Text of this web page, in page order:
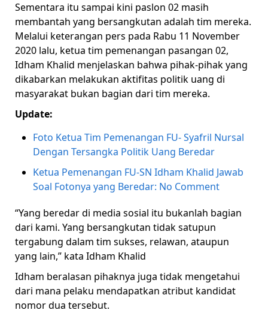
Sementara itu sampai kini paslon 02 masih
membantah yang bersangkutan adalah tim mereka.
Melalui keterangan pers pada Rabu 11 November
2020 lalu, ketua tim pemenangan pasangan 02,
Idham Khalid menjelaskan bahwa pihak-pihak yang
dikabarkan melakukan aktifitas politik uang di
masyarakat bukan bagian dari tim mereka.
Update:
Foto Ketua Tim Pemenangan FU- Syafril Nursal
Dengan Tersangka Politik Uang Beredar
Ketua Pemenangan FU-SN Idham Khalid Jawab
Soal Fotonya yang Beredar: No Comment
“Yang beredar di media sosial itu bukanlah bagian
dari kami. Yang bersangkutan tidak satupun
tergabung dalam tim sukses, relawan, ataupun
yang lain,” kata Idham Khalid
Idham beralasan pihaknya juga tidak mengetahui
dari mana pelaku mendapatkan atribut kandidat
nomor dua tersebut.